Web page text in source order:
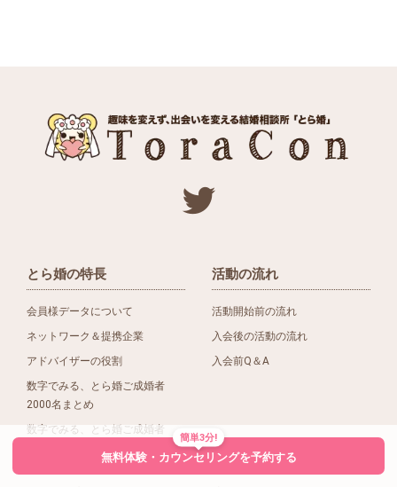
とら婚の特長
会員様データについて
ネットワーク＆提携企業
アドバイザーの役割
数字でみる、とら婚ご成婚者
2000名まとめ
数字でみる、とら婚ご成婚者
活動の流れ
活動開始前の流れ
入会後の活動の流れ
入会前Q＆A
簡単3分!
無料体験・カウンセリングを予約する